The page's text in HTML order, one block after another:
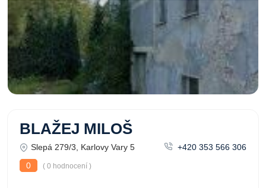
BLAŽEJ MILOŠ
Slepá 279/3, Karlovy Vary 5
+420 353 566 306
0
( 0 hodnocení )